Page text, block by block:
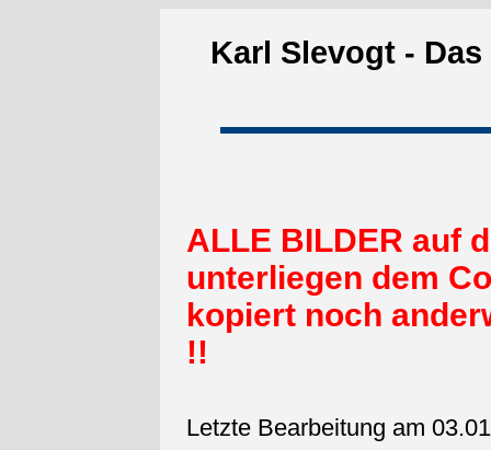
Karl Slevogt - Das
ALLE BILDER auf
unterliegen dem
kopiert noch
!!
Letzte Bearbeitung am